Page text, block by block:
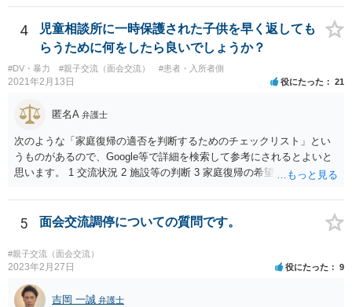
当に何が何でも面会交流したい（子どもたちと会いたい）と言うより
は、あなたに対する嫌がらせだった可能性もあるように思います（そ
ういう男はDV・虐待系の男には珍しくありません。）。 面会交流とは
親の権利ではなく、『子どものため』のものです。 子どもたちの年齢
（自分の気持ちを言える年齢）を考えても、無理に面会交流をする必
要もありません。 相手から面会交流を行うことについての申し出があ
ったときに対応すれば十分だと思います。 仮に相手から、面会交流さ
せなかった（連絡をしてこなかった）と慰謝料請求してきたとして
も、そのような請求は、まず認められません。 ご心配であれば、審判
書を持参して、お近くの弁護士に法律相談してみてください。
4
児童相談所に一時保護された子供を早く返しても
らうために何をしたら良いでしょうか？
#DV・暴力 #親子交流（面会交流） #患者・入所者側
2021年2月13日 役にたった 21
匿名A 弁護士
次のような「家庭復帰の適否を判断するためのチェックリスト」とい
うものがあるので、Google等で詳細を検索して参考にされるとよいと
思います。 1 交流状況 2 施設等の判断 3 家庭復帰の希望 4 保護者への
能力 8 引取りの希望 9 虐待の事実を認めていること 10 子どもの立場
に立った見方 11 衝動のコントロール 12 精神的安定 13 養育の知識・
立、トラブル 16 親族との関係 17 生活基盤の安定 18 子どもの心理的
居場所 19 地域の受入れ体制 20 地域の支援機能 お母様が別居して引き
取るプランは、児童相談所側からすると、17・18あたりでネガティブ
に捉えられる可能性がありますので、たとえば、あなた自身が安定し
5 面会交流調停についての質問です。
#親子交流（面会交流）
2023年2月27日 役にたった 9
吉岡 一誠 弁護士